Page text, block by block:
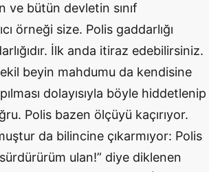
ve bütün devletin sınıf
örneği size. Polis gaddarlığı
İlk anda itiraz edebilirsiniz.
beyin mahdumu da kendisine
dolayısıyla böyle hiddetlenip
Polis bazen ölçüyü kaçırıyor.
da bilincine çıkarmıyor: Polis
ulan!” diye diklenen